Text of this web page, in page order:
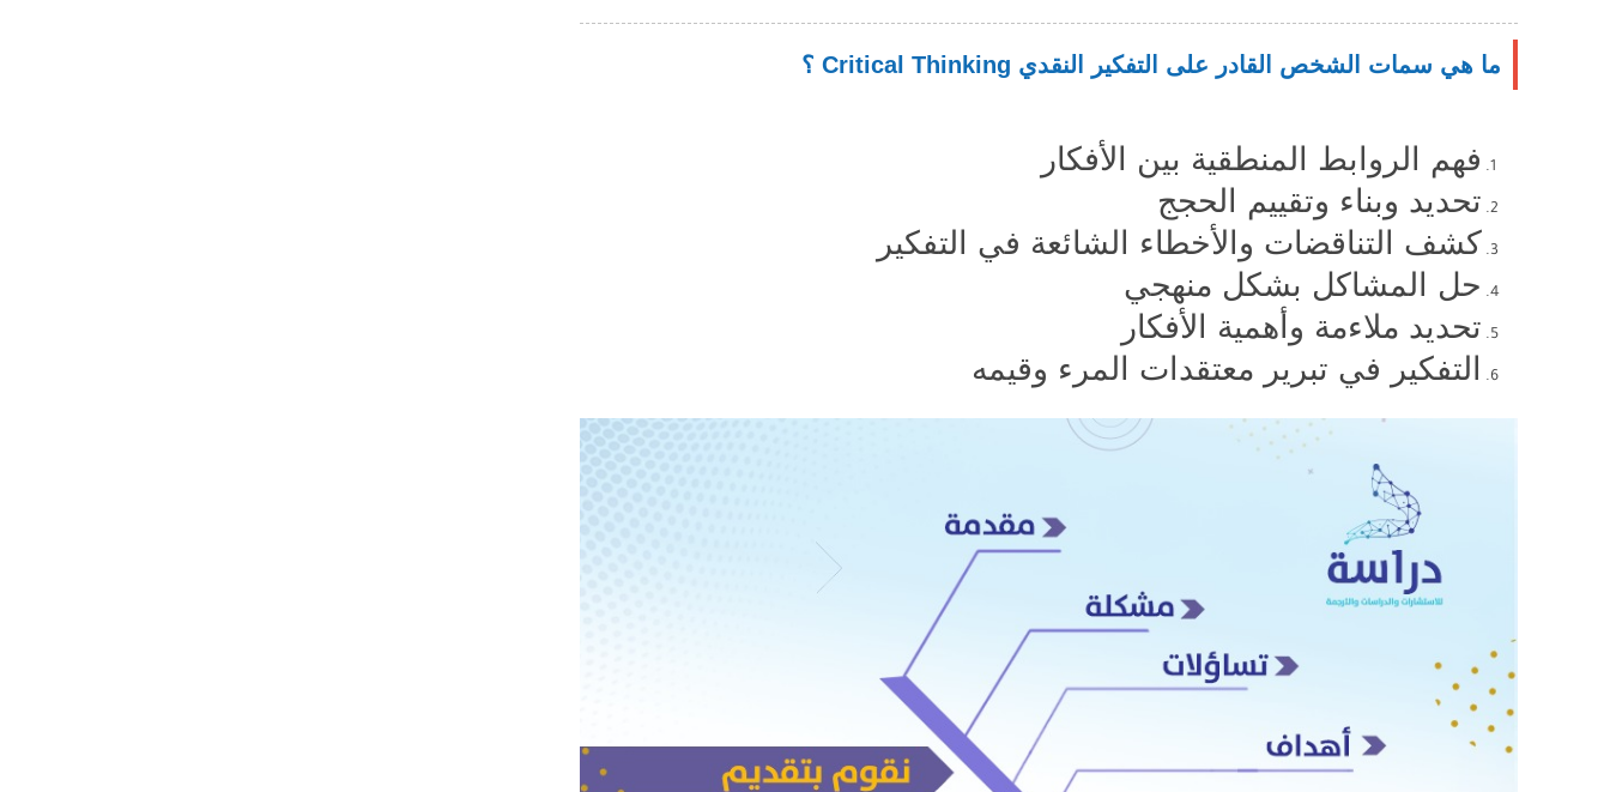
ما هي سمات الشخص القادر على التفكير النقدي Critical Thinking ؟
فهم الروابط المنطقية بين الأفكار
تحديد وبناء وتقييم الحجج
كشف التناقضات والأخطاء الشائعة في التفكير
حل المشاكل بشكل منهجي
تحديد ملاءمة وأهمية الأفكار
التفكير في تبرير معتقدات المرء وقيمه